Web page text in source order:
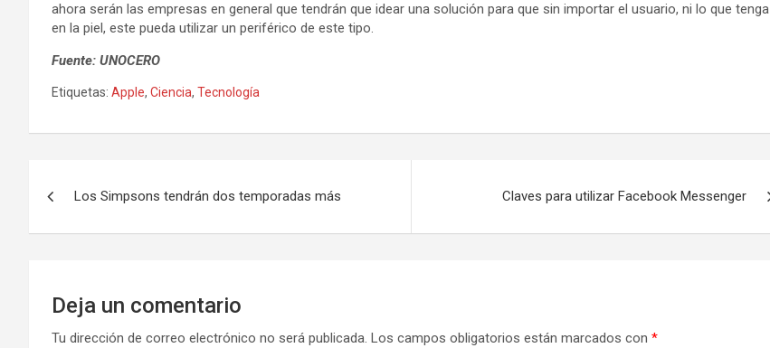
ahora serán las empresas en general que tendrán que idear una solución para que sin importar el usuario, ni lo que tenga
en la piel, este pueda utilizar un periférico de este tipo.
Fuente: UNOCERO
Etiquetas: Apple, Ciencia, Tecnología
Los Simpsons tendrán dos temporadas más Claves para utilizar Facebook Messenger
Deja un comentario
Tu dirección de correo electrónico no será publicada. Los campos obligatorios están marcados con *